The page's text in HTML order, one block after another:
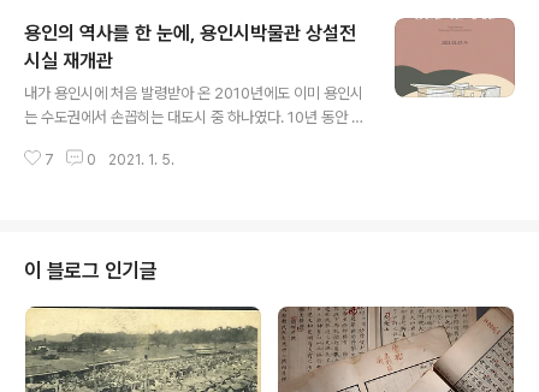
의하면, 용인시에는 42개소 사지가 전하고 있지만, 대부분
은 개발로 인해 훼손되었다.(한편, 2016년 보고서에서는
용인 24개소 사지에서 석조문화재 173건이 있다고 보고
하였는데, 사지에 소재했던 석조문화재 가운데 121건은 망
곳으로 옮겨졌다.) 문화재로 지정된 사지는 없으며(서봉사
용인의 역사를 한 눈에, 용인시박물관 상설전
시실 재개관
내가 용인시에 처음 발령받아 온 2010년에도 이미 용인시
는 수도권에서 손꼽히는 대도시 중 하나였다. 10년 동안 그
110만이 넘었으며, 100만이 넘는 기초자치단체로 특례시
시박물관의 시작은 2002년 동백택지개발지구 발굴조사
로 거슬러 올라간다. 동백지구 개발에 앞서 실시한 발굴조
사에서 구석기 문화층이 발견되었고, 이를 계기로 2004년
'용인문화유적전시관' 건립 추진위원회가 구성된 후, 여러
우여곡절을 거쳐 2009년 1종 박물관으로 용인문화유적전
시관으로 개관되었다. 용인시립..
7 0 2021. 1. 5.
이 블로그 인기글